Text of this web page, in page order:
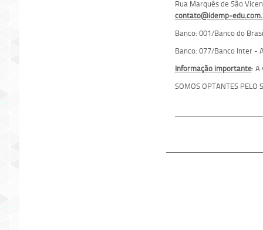
Rua Marquês de São
contato@idemp-
Banco: 001/Banco do
Banco: 077/Banco Inter -
Informação importante: A
SOMOS OPTANTES PELO